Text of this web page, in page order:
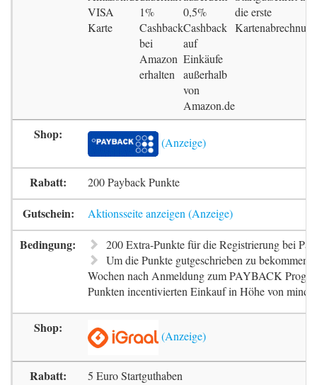
VISA
Karte
1%
Cashback
bei
Amazon
erhalten
0,5%
Cashback
auf
Einkäufe
außerhalb
von
Amazon.de
die erste
Kartenabrechnung
200 Payback Punkte
Aktionsseite anzeigen
200 Extra-Punkte für die Registrierung bei
Um die Punkte gutgeschrieben zu bekommen,
Wochen nach Anmeldung zum PAYBACK
Punkten incentivierten Einkauf in Höhe von
5 Euro Startguthaben